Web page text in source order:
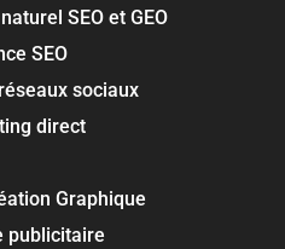
SEO et GEO
SEO
sociaux
direct
Graphique
publicitaire